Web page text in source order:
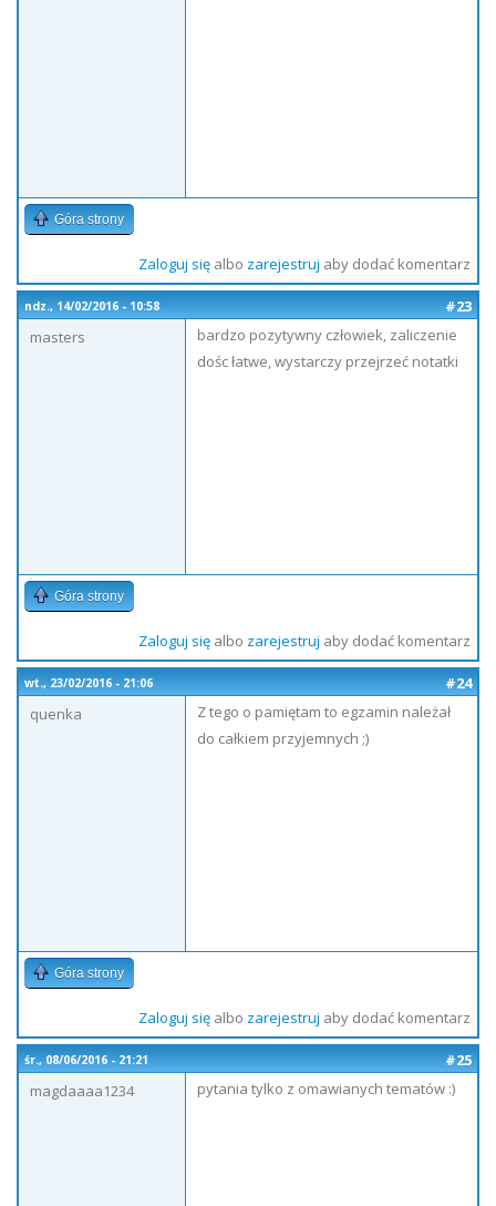
Góra strony
Zaloguj sięalbo zarejestruj aby dodać komentarz
ndz., 14/02/2016 - 10:58
#23
masters
bardzo pozytywny człowiek, zaliczenie
dośc łatwe, wystarczy przejrzeć notatki
Góra strony
Zaloguj sięalbo zarejestruj aby dodać komentarz
wt., 23/02/2016 - 21:06
#24
quenka
Z tego o pamiętam to egzamin należał
do całkiem przyjemnych ;)
Góra strony
Zaloguj sięalbo zarejestruj aby dodać komentarz
śr., 08/06/2016 - 21:21
#25
magdaaaa1234
pytania tylko z omawianych tematów :)